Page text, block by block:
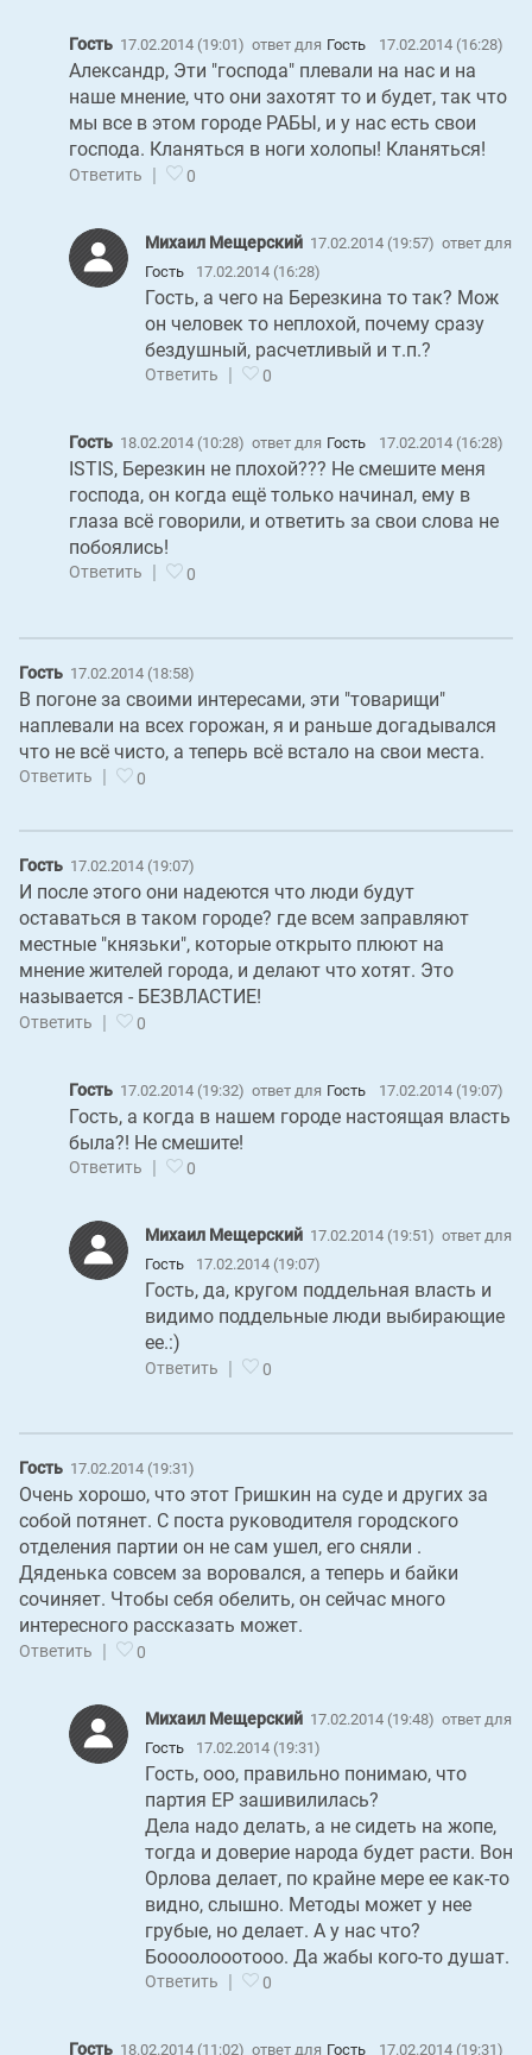
Гость 17.02.2014 (19:01) ответ для Гость 17.02.2014 (16:28)
Александр, Эти "господа" плевали на нас и на
наше мнение, что они захотят то и будет, так что
мы все в этом городе РАБЫ, и у нас есть свои
господа. Кланяться в ноги холопы! Кланяться!
Ответить | 0
Михаил Мещерский 17.02.2014 (19:57) ответ для
Гость
17.02.2014 (16:28)
Гость, а чего на Березкина то так? Мож
он человек то неплохой, почему сразу
бездушный, расчетливый и т.п.?
Ответить | 0
Гость 18.02.2014 (10:28) ответ для Гость 17.02.2014 (16:28)
ISTIS, Березкин не плохой??? Не смешите меня
господа, он когда ещё только начинал, ему в
глаза всё говорили, и ответить за свои слова не
побоялись!
Ответить 0
Гость 17.02.2014 (18:58)
В погоне за своими интересами, эти "товарищи"
наплевали на всех горожан, я и раньше догадывался
что не всё чисто, а теперь всё встало на свои места.
Ответить 0
Гость 17.02.2014 (19:07)
И после этого они надеются что люди будут
оставаться в таком городе? где всем заправляют
местные "князьки", которые открыто плюют на
мнение жителей города, и делают что хотят. Это
называется - БЕЗВЛАСТИЕ!
Ответить | 0
Гость 17.02.2014 (19:32) ответ для Гость 17.02.2014 (19:07)
Гость, а когда в нашем городе настоящая власть
была?! Не смешите!
Ответить 0
Михаил Мещерский 17.02.2014 (19:51) ответ для
Гость
17.02.2014 (19:07)
Гость, да, кругом поддельная власть и
видимо поддельные люди выбирающие
ее.:)
Ответить | 0
Гость 17.02.2014 (19:31)
Очень хорошо, что этот Гришкин на суде и других за
собой потянет. С поста руководителя городского
отделения партии он не сам ушел, его сняли .
Дяденька совсем за воровался, а теперь и байки
сочиняет. Чтобы себя обелить, он сейчас много
интересного рассказать может.
Ответить | 0
Михаил Мещерский 17.02.2014 (19:48) ответ для
Гость
17.02.2014 (19:31)
Гость, ооо, правильно понимаю, что
партия ЕР зашивилилась?
Дела надо делать, а не сидеть на жопе,
тогда и доверие народа будет расти. Вон
Орлова делает, по крайне мере ее как-то
видно, слышно. Методы может у нее
грубые, но делает. А у нас что?
Боооолооотооо. Да жабы кого-то душат.
Ответить | 0
Гость 18.02.2014 (11:02) ответ для Гость 17.02.2014 (19:31)